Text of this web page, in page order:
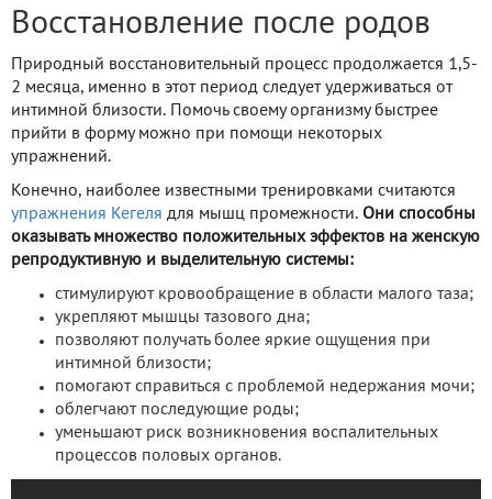
Восстановление после родов
Природный восстановительный процесс продолжается 1,5-
2 месяца, именно в этот период следует удерживаться от
интимной близости. Помочь своему организму быстрее
прийти в форму можно при помощи некоторых
упражнений.
Конечно, наиболее известными тренировками считаются
упражнения Кегеля для мышц промежности. Они способны
оказывать множество положительных эффектов на женскую
репродуктивную и выделительную системы:
стимулируют кровообращение в области малого таза;
укрепляют мышцы тазового дна;
позволяют получать более яркие ощущения при
интимной близости;
помогают справиться с проблемой недержания мочи;
облегчают последующие роды;
уменьшают риск возникновения воспалительных
процессов половых органов.